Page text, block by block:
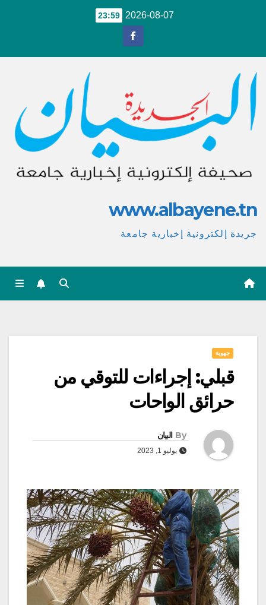
2026-08-07
23:59
www.albayene.tn
جريدة إلكترونية إخبارية جامعة
جهوية
قبلي: إجراءات للتوقي من
حرائق الواحات
By البيان
يوليو 1, 2023